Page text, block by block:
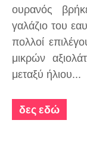
ουρανός
γαλάζιο του
πολλοί
μικρών
μεταξύ ήλιου...
δες εδώ